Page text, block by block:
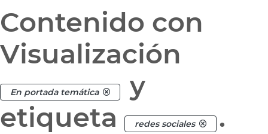
Contenido con
Visualización
En portada temática
y
etiqueta
redes sociales .